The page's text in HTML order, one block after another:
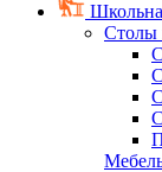
Столы